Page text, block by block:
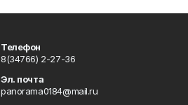
Телефон
8(34766) 2-27-36
Эл. почта
panorama0184@mail.ru